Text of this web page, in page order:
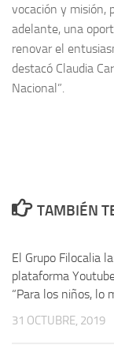
vocación y misión,
adelante, una
renovar el
destacó Claudia
Nacional”.
TAMBIÉN
El Grupo Filocalia
plataforma
“Para los niños, lo
31 OCTUBRE, 2019